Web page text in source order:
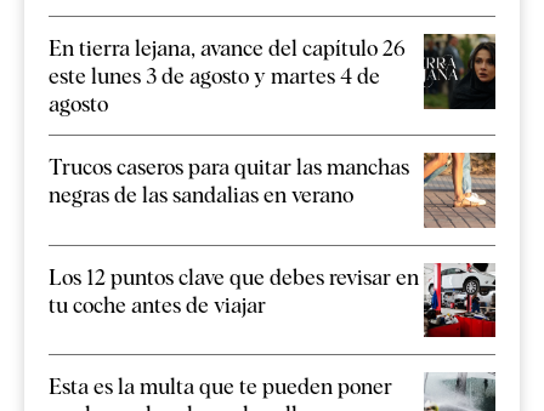
En tierra lejana, avance del capítulo 26
este lunes 3 de agosto y martes 4 de
agosto
Trucos caseros para quitar las manchas
negras de las sandalias en verano
Los 12 puntos clave que debes revisar en
tu coche antes de viajar
Esta es la multa que te pueden poner